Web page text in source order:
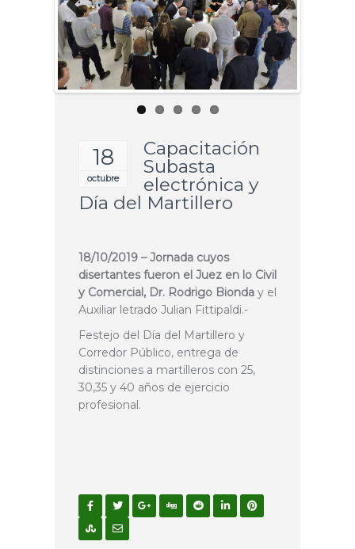
Previous Next
18
octubre
Capacitación
Subasta
electrónica y
Día del Martillero
18/10/2019 – Jornada cuyos
disertantes fueron el Juez en lo Civil
y Comercial, Dr. Rodrigo Bionda y el
Auxiliar letrado Julian Fittipaldi.-
Festejo del Día del Martillero y
Corredor Público, entrega de
distinciones a martilleros con 25,
30,35 y 40 años de ejercicio
profesional.